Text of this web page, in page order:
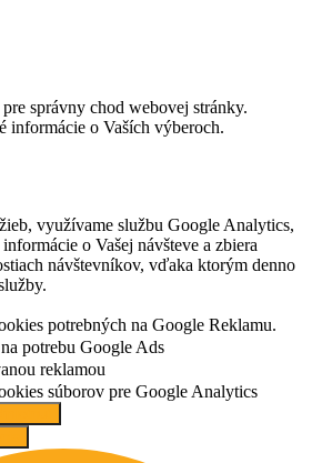
správny chod webovej stránky.
informácie o Vaších výberoch.
využívame službu Google Analytics,
o Vašej návšteve a zbiera
návštevníkov, vďaka ktorým denno
potrebných na Google Reklamu.
potrebu Google Ads
reklamou
súborov pre Google Analytics